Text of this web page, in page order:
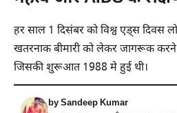
हर साल 1 दिसंबर को विश्व एड्स दिवस
खतरनाक बीमारी को लेकर जागरूक करने
जिसकी शुरूआत 1988 मे हुई थी।
bySandeep Kumar